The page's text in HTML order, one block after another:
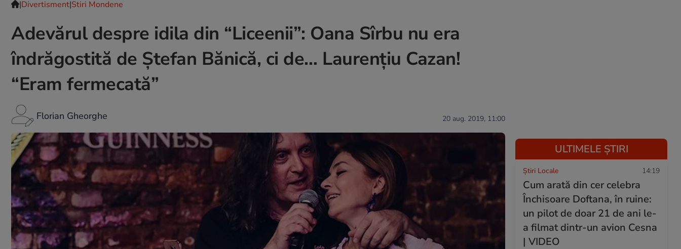
|Divertisment|Stiri Mondene
Adevărul despre idila din “Liceenii”: Oana Sîrbu nu era
îndrăgostită de Ștefan Bănică, ci de… Laurențiu Cazan!
“Eram fermecată”
Florian Gheorghe 20 aug. 2019, 11:00
ULTIMELE ȘTIRI
Știri Locale 14:19
Cum arată din cer celebra
Închisoare Doftana, în ruine:
un pilot de doar 21 de ani le-
a filmat dintr-un avion Cesna
| VIDEO